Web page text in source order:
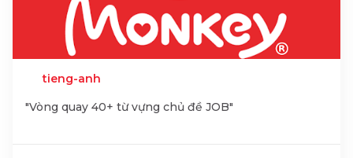
tieng-anh
"Vòng quay 40+ từ vựng chủ đề JOB"